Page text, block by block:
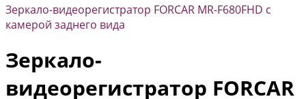
Зеркало-видеорегистратор FORCAR MR-F680FHD с
камерой заднего вида
Зеркало-
видеорегистратор FORCAR